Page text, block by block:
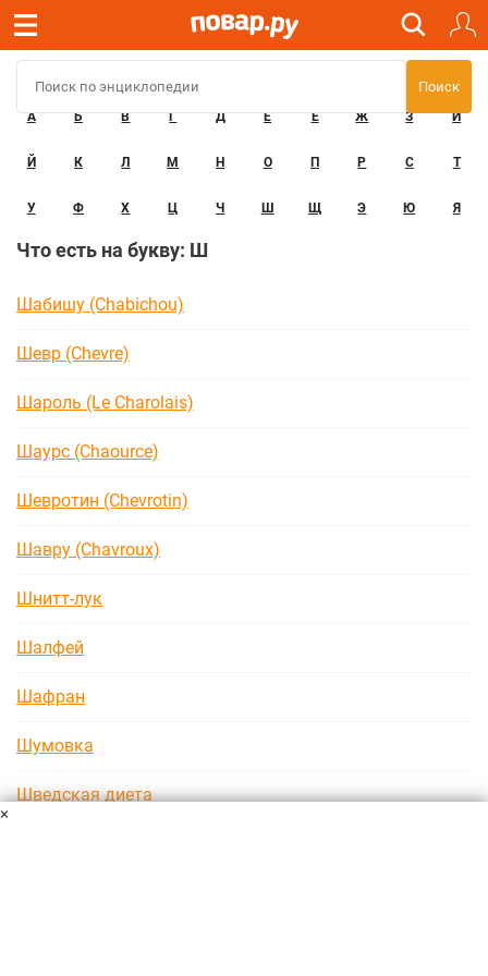
А Б В Г Д Е Ё Ж З И
Й К Л М Н О П Р С Т
У Ф Х Ц Ч Ш Щ Э Ю Я
Что есть на букву: Ш
Шабишу (Chabichou)
Шевр (Chevre)
Шароль (Le Charolais)
Шаурс (Chaource)
Шевротин (Chevrotin)
Шавру (Chavroux)
Шнитт-лук
Шалфей
Шафран
Шумовка
Шведская диета
×